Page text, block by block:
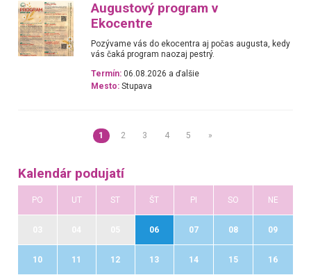
Augustový program v
Ekocentre
Pozývame vás do ekocentra aj počas augusta, kedy
vás čaká program naozaj pestrý.
Termín: 06.08.2026 a ďalšie
Mesto: Stupava
1 2 3 4 5 »
Kalendár podujatí
PO UT ST ŠT PI SO NE
06 07 08 09
10 11 12 13 14 15 16